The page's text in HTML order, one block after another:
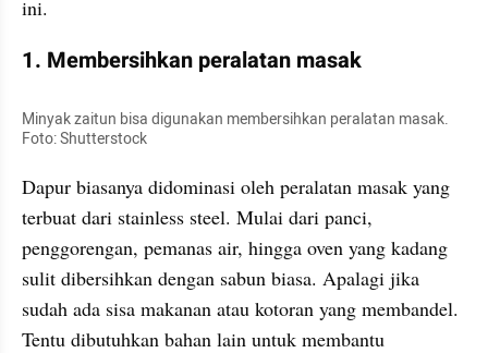
ini.
1. Membersihkan peralatan masak
Minyak zaitun bisa digunakan membersihkan peralatan masak.
Foto: Shutterstock
Dapur biasanya didominasi oleh peralatan masak yang
terbuat dari stainless steel. Mulai dari panci,
penggorengan, pemanas air, hingga oven yang kadang
sulit dibersihkan dengan sabun biasa. Apalagi jika
sudah ada sisa makanan atau kotoran yang membandel.
Tentu dibutuhkan bahan lain untuk membantu